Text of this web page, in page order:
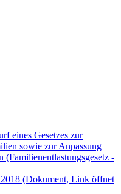
eines Gesetzes zur
sowie zur Anpassung
(Familienentlastungsgesetz -
(Dokument, Link öffnet